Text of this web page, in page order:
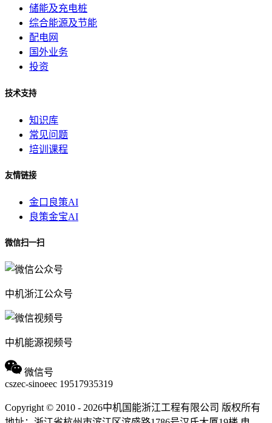
储能及充电桩
综合能源及节能
配电网
国外业务
投资
技术支持
知识库
常见问题
培训课程
友情链接
金口良策AI
良策金宝AI
微信扫一扫
中机浙江公众号
中机能源视频号
微信号
cszec-sinoeec 19517935319
Copyright © 2010 - 2026中机国能浙江工程有限公司 版权所有